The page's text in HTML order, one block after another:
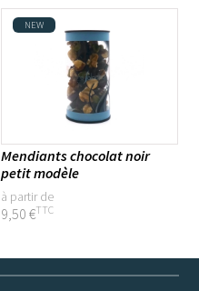
NEW
Mendiants chocolat noir
petit modèle
à partir de
9,50 €TTC